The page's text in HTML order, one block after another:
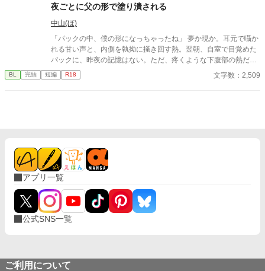
--- いくつかのコメントを拝見し、大変申し訳なく思っておりま
す。 私は現在日本語を勉強しており、この文章はAI作品ではあり
ませんが、 一部に翻訳ソフトを使用しています。 もし読んでくだ
さる中で日本語のおかしな点をご指摘いただけましたら、 本当に
ありがたく思います。
夜ごとに父の形で塗り潰される
中山(ほ)
「パックの中、僕の形になっちゃったね」 夢か現か。耳元で囁か
れる甘い声と、内側を執拗に掻き回す熱。翌朝、自室で目覚めた
パックに、昨夜の記憶はない。ただ、疼くような下腹部の熱だけ
が残っていた。 相談しようと向かった相手こそが、自分を侵食し
ている張本人だとも知らずに、パックは父の部屋の扉を開く。 こ
BL 完結 短編 R18 文字数：2,509
アプリ一覧
公式SNS一覧
ご利用について